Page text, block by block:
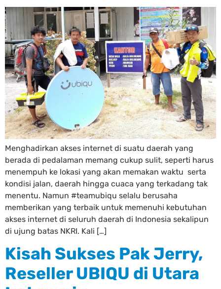
Menghadirkan akses internet di suatu daerah yang
berada di pedalaman memang cukup sulit, seperti harus
menempuh ke lokasi yang akan memakan waktu serta
kondisi jalan, daerah hingga cuaca yang terkadang tak
menentu. Namun #teamubiqu selalu berusaha
memberikan yang terbaik untuk memenuhi kebutuhan
akses internet di seluruh daerah di Indonesia sekalipun
di ujung batas NKRI. Kali […]
Kisah Sukses Pak Jerry,
Reseller UBIQU di Utara